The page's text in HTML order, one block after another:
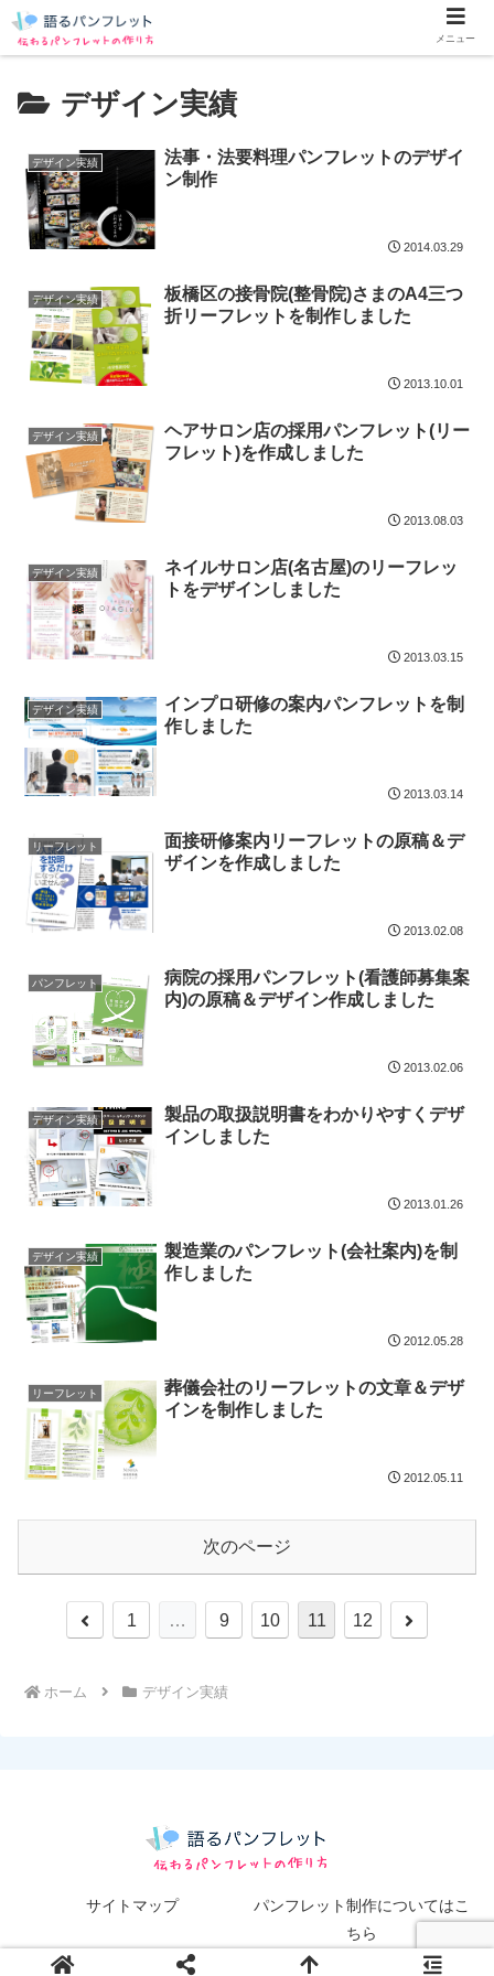
デザイン実績
デザイン実績
法事・法要料理パンフレットのデザイ
ン制作
2014.03.29
デザイン実績
板橋区の接骨院(整骨院)さまのA4三つ
折リーフレットを制作しました
2013.10.01
デザイン実績
ヘアサロン店の採用パンフレット(リー
フレット)を作成しました
2013.08.03
デザイン実績
ネイルサロン店(名古屋)のリーフレッ
トをデザインしました
2013.03.15
デザイン実績
インプロ研修の案内パンフレットを制
作しました
2013.03.14
リーフレット
面接研修案内リーフレットの原稿＆デ
ザインを作成しました
2013.02.08
パンフレット
病院の採用パンフレット(看護師募集案
内)の原稿＆デザイン作成しました
2013.02.06
デザイン実績
製品の取扱説明書をわかりやすくデザ
インしました
2013.01.26
デザイン実績
製造業のパンフレット(会社案内)を制
作しました
2012.05.28
リーフレット
葬儀会社のリーフレットの文章＆デザ
インを制作しました
2012.05.11
次のページ
前
1 … 9 10 11 12
次
ホーム デザイン実績
サイトマップ
パンフレット制作についてはこ
ちら
© 2012 語るパンフレット.
メニュー